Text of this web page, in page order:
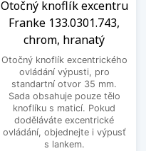
Otočný knoflík excentru
Franke 133.0301.743,
chrom, hranatý
Otočný knoflík excentrického
ovládání výpusti, pro
standartní otvor 35 mm.
Sada obsahuje pouze tělo
knoflíku s maticí. Pokud
doděláváte excentrické
ovládání, objednejte i výpusť
s lankem.